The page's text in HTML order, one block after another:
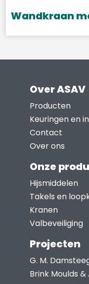
Wandkraan
Over ASAV
Producten
Keuringen en
Contact
Over ons
Onze
Hijsmiddelen
Takels en
Kranen
Valbeveiliging
Projecten
G. M.
Brink Moulds